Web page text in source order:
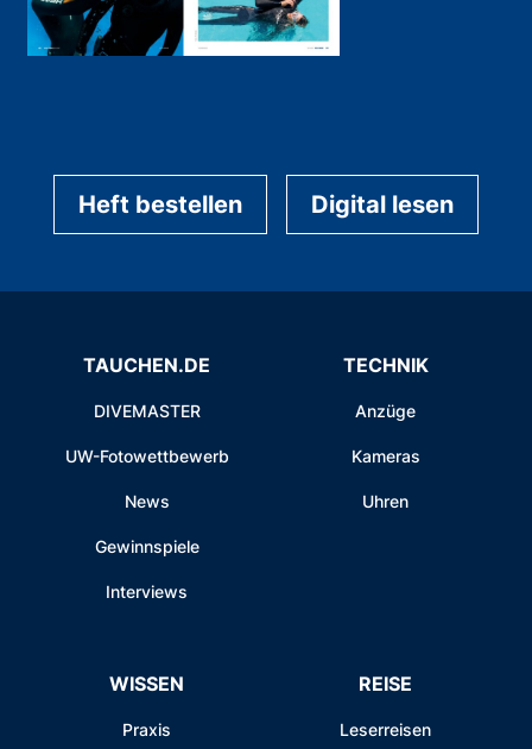
Heft bestellen Digital lesen
TAUCHEN.DE
DIVEMASTER
UW-Fotowettbewerb
News
Gewinnspiele
Interviews
TECHNIK
Anzüge
Kameras
Uhren
WISSEN
Praxis
REISE
Leserreisen